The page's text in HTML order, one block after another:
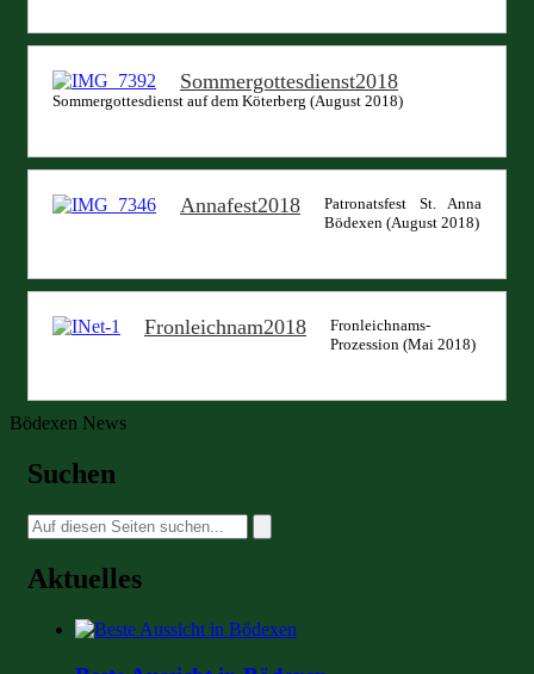
Sommergottesdienst2018
Sommergottesdienst auf dem Köterberg (August 2018)
Annafest2018
Patronatsfest St. Anna
Bödexen (August 2018)
Fronleichnam2018
Fronleichnams-
Prozession (Mai 2018)
Bödexen News
Suchen
Suche
nach:
Aktuelles